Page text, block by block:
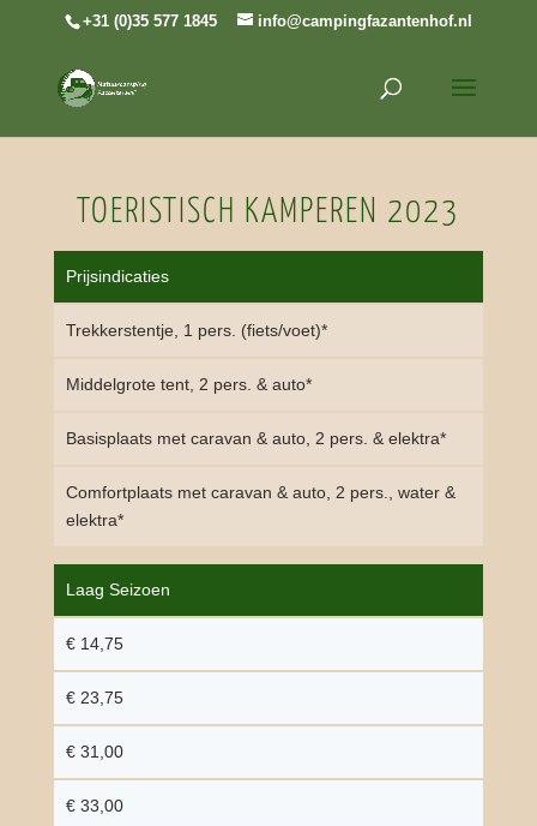
+31 (0)35 577 1845 info@campingfazantenhof.nl
TOERISTISCH KAMPEREN 2023
Prijsindicaties
Trekkerstentje, 1 pers. (fiets/voet)*
Middelgrote tent, 2 pers. & auto*
Basisplaats met caravan & auto, 2 pers. & elektra*
Comfortplaats met caravan & auto, 2 pers., water &
elektra*
Laag Seizoen
€ 14,75
€ 23,75
€ 31,00
€ 33,00